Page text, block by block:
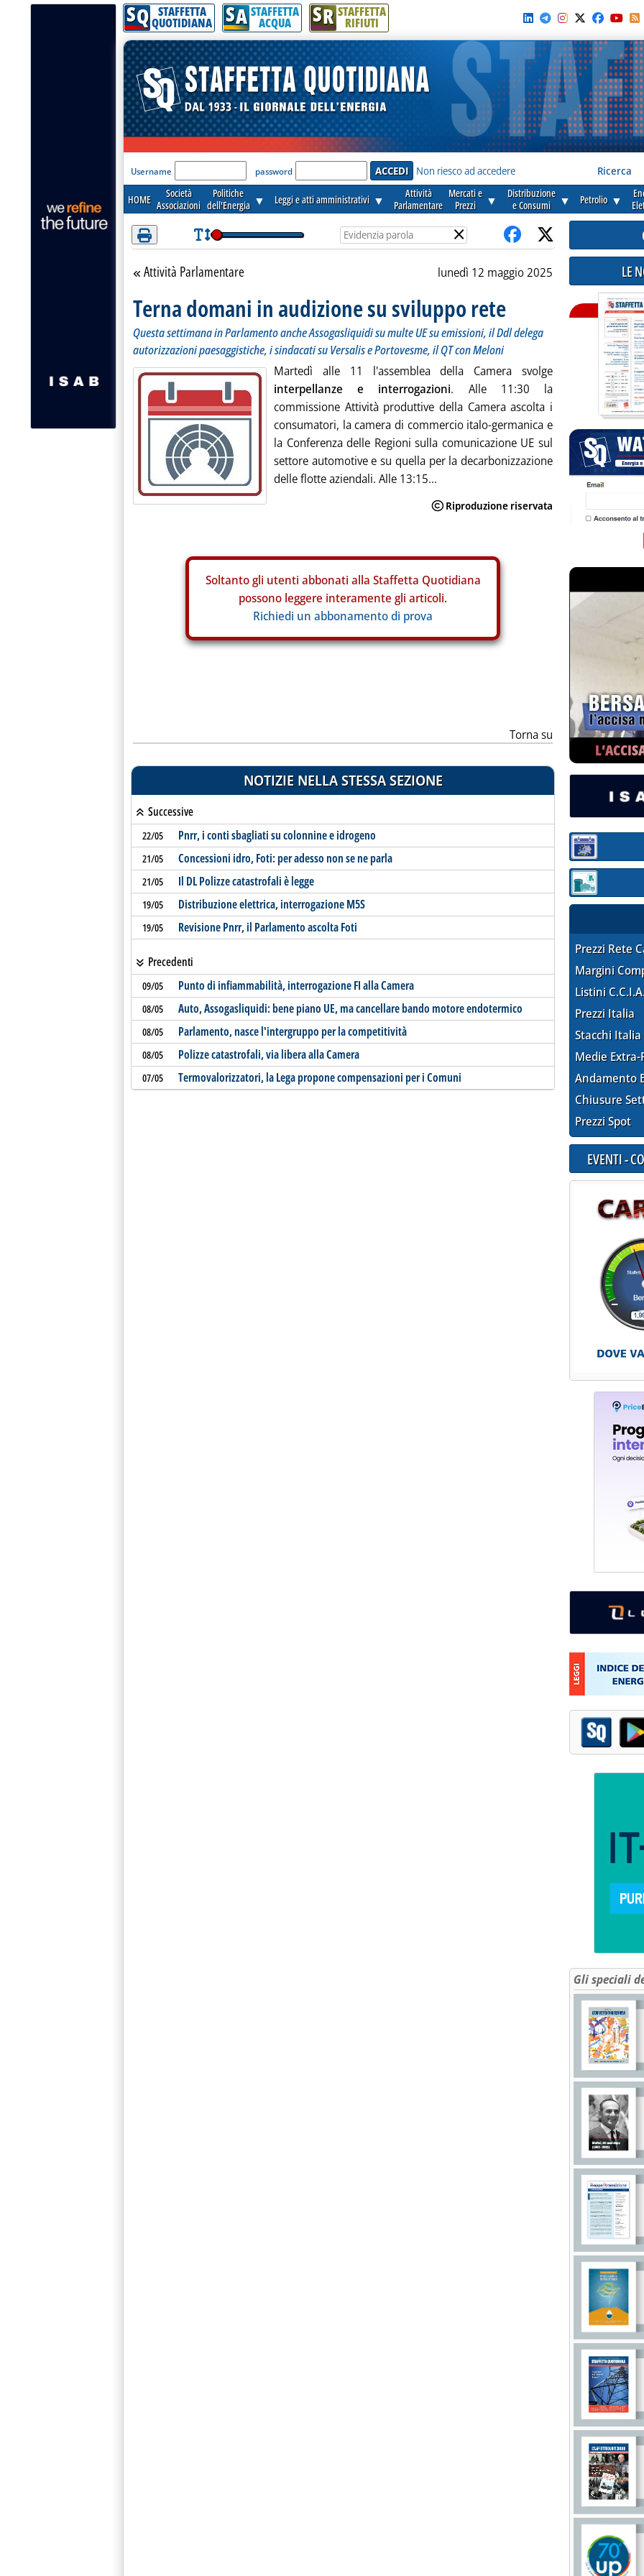
Attenzione! Esegui l'accesso per lèggere interamente la notizia.
SQ STAFFETTA
QUOTIDIANA SA STAFFETTA
ACQUA SR STAFFETTA
RIFIUTI
'Modulo Login per accedere'
Username password Non riesco ad accedere Ricerca
HOME
Società
Associazioni
Politiche
dell'Energia ▼ Leggi e atti amministrativi ▼
Attività
Parlamentare
Mercati e
Prezzi
▼
Distribuzione
e Consumi
▼ Petrolio ▼
×
Torna alla sezione
Attività Parlamentare lunedì 12 maggio 2025
Terna domani in audizione su sviluppo rete
Questa settimana in Parlamento anche Assogasliquidi su multe UE su emissioni, il Ddl delega
autorizzazioni paesaggistiche, i sindacati su Versalis e Portovesme, il QT con Meloni
Martedì alle 11 l'assemblea della Camera svolge
interpellanze e interrogazioni. Alle 11:30 la
commissione Attività produttive della Camera ascolta i
consumatori, la camera di commercio italo-germanica e
la Conferenza delle Regioni sulla comunicazione UE sul
settore automotive e su quella per la decarbonizzazione
delle flotte aziendali. Alle 13:15...
Soltanto gli utenti abbonati alla Staffetta Quotidiana
possono leggere interamente gli articoli.
Richiedi un abbonamento di prova
Torna su
NOTIZIE NELLA STESSA SEZIONE
Successive
22/05 Pnrr, i conti sbagliati su colonnine e idrogeno
21/05 Concessioni idro, Foti: per adesso non se ne parla
21/05 Il DL Polizze catastrofali è legge
19/05 Distribuzione elettrica, interrogazione M5S
19/05 Revisione Pnrr, il Parlamento ascolta Foti
Precedenti
09/05 Punto di infiammabilità, interrogazione FI alla Camera
08/05 Auto, Assogasliquidi: bene piano UE, ma cancellare bando motore endotermico
08/05 Parlamento, nasce l'intergruppo per la competitività
08/05 Polizze catastrofali, via libera alla Camera
07/05 Termovalorizzatori, la Lega propone compensazioni per i Comuni
LE
Sezione:
Sezione:
Prezzi Rete
Margini
Listini
Prezzi Italia
Stacchi Italia
Medie Extra-
Andamento
Chiusure
Prezzi Spot
EVENTI -
Gli speciali